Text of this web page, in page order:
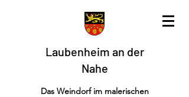
Laubenheim an der
Nahe
Das Weindorf im malerischen